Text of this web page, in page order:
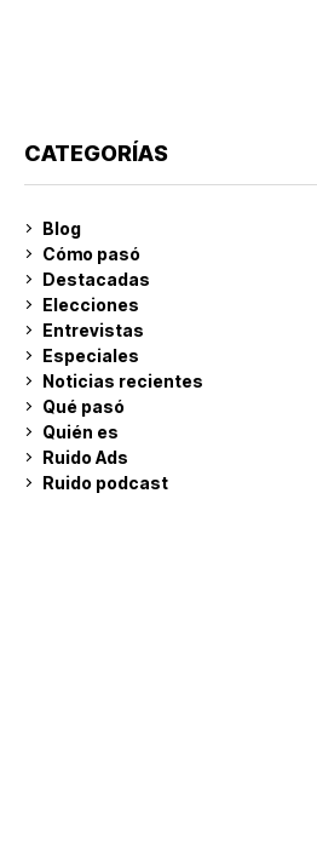
CATEGORÍAS
Blog
Cómo pasó
Destacadas
Elecciones
Entrevistas
Especiales
Noticias recientes
Qué pasó
Quién es
Ruido Ads
Ruido podcast